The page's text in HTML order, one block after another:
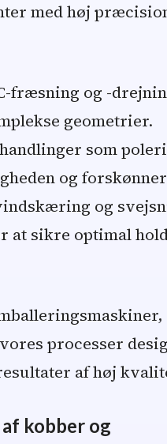
med høj
fræsning og -
geometrier.
som
og
og
at sikre optimal
processer
af høj
kobber og